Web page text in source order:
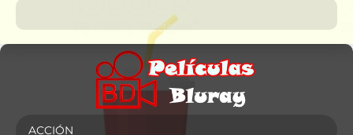
ACCIÓN